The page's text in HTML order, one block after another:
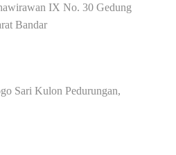
IX No. 30 Gedung
Bandar
Sari Kulon Pedurungan,